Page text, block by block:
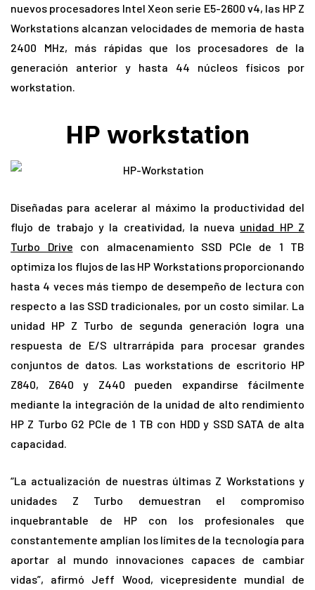
nuevos procesadores Intel Xeon serie E5-2600 v4, las HP Z
Workstations alcanzan velocidades de memoria de hasta
2400 MHz, más rápidas que los procesadores de la
generación anterior y hasta 44 núcleos físicos por
workstation.
HP workstation
Diseñadas para acelerar al máximo la productividad del
flujo de trabajo y la creatividad, la nueva unidad HP Z
Turbo Drive con almacenamiento SSD PCIe de 1 TB
optimiza los flujos de las HP Workstations proporcionando
hasta 4 veces más tiempo de desempeño de lectura con
respecto a las SSD tradicionales, por un costo similar. La
unidad HP Z Turbo de segunda generación logra una
respuesta de E/S ultrarrápida para procesar grandes
conjuntos de datos. Las workstations de escritorio HP
Z840, Z640 y Z440 pueden expandirse fácilmente
mediante la integración de la unidad de alto rendimiento
HP Z Turbo G2 PCIe de 1 TB con HDD y SSD SATA de alta
capacidad.
“La actualización de nuestras últimas Z Workstations y
unidades Z Turbo demuestran el compromiso
inquebrantable de HP con los profesionales que
constantemente amplían los límites de la tecnología para
aportar al mundo innovaciones capaces de cambiar
vidas”, afirmó Jeff Wood, vicepresidente mundial de